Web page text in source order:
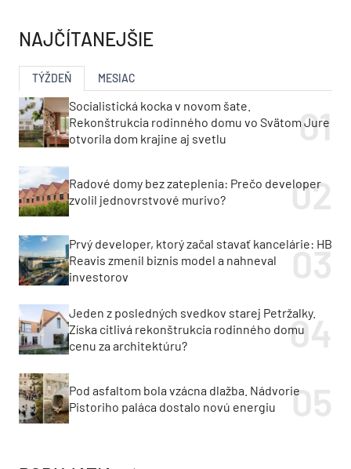
NAJČÍTANEJŠIE
TÝŽDEŇ MESIAC
Socialistická kocka v novom šate.
Rekonštrukcia rodinného domu vo Svätom Jure
otvorila dom krajine aj svetlu
Radové domy bez zateplenia: Prečo developer
zvolil jednovrstvové murivo?
Prvý developer, ktorý začal stavať kancelárie: HB
Reavis zmenil biznis model a nahneval
investorov
Jeden z posledných svedkov starej Petržalky.
Získa citlivá rekonštrukcia rodinného domu
cenu za architektúru?
Pod asfaltom bola vzácna dlažba. Nádvorie
Pistoriho paláca dostalo novú energiu